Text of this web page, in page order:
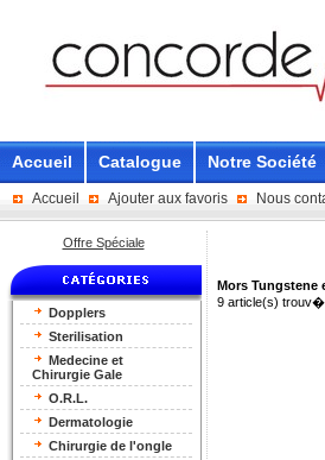
Accueil Catalogue Notre Société
Accueil Ajouter aux favoris Nous
Offre Spéciale
Dopplers
Sterilisation
Medecine et
Chirurgie Gale
O.R.L.
Dermatologie
Chirurgie de l'ongle
Mors Tungstene
9 article(s)